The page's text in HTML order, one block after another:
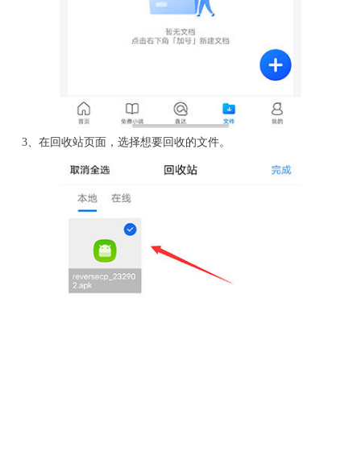
3、在回收站页面，选择想要回收的文件。